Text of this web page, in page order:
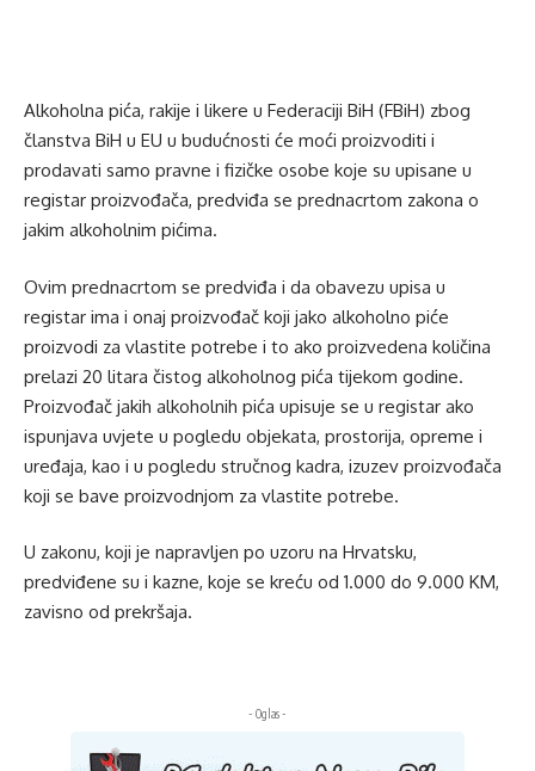
Alkoholna pića, rakije i likere u Federaciji BiH (FBiH) zbog
članstva BiH u EU u budućnosti će moći proizvoditi i
prodavati samo pravne i fizičke osobe koje su upisane u
registar proizvođača, predviđa se prednacrtom zakona o
jakim alkoholnim pićima.
Ovim prednacrtom se predviđa i da obavezu upisa u
registar ima i onaj proizvođač koji jako alkoholno piće
proizvodi za vlastite potrebe i to ako proizvedena količina
prelazi 20 litara čistog alkoholnog pića tijekom godine.
Proizvođač jakih alkoholnih pića upisuje se u registar ako
ispunjava uvjete u pogledu objekata, prostorija, opreme i
uređaja, kao i u pogledu stručnog kadra, izuzev proizvođača
koji se bave proizvodnjom za vlastite potrebe.
U zakonu, koji je napravljen po uzoru na Hrvatsku,
predviđene su i kazne, koje se kreću od 1.000 do 9.000 KM,
zavisno od prekršaja.
- Oglas -